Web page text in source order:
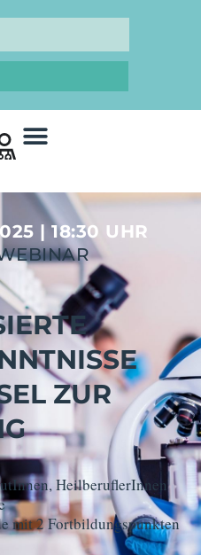
| 18:30 UHR
ZUR
HeilberuflerInnen
mit 2 Fortbildungs­punkten